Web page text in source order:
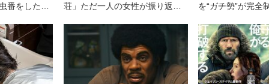
番をした20
荘」ただ一人の女性が振り返る
を“ガチ勢”が完全